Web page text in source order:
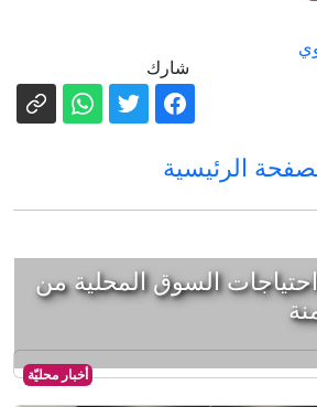
شارك
الرئيسية
أخبار محليّة
السوق المحلية من